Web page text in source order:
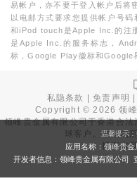
易帐户，亦不要于登入帐户后将
以电邮方式要求您提供帐户号
和iPod touch是Apple Inc.的注
是Apple Inc.的服务标志，
标，Google Play徽标和Google
私隐条款 |免责声明
Copyright ©2026 领
领峰贵金属有限公司于香港合法
球客户。本站内
投资有
温馨提示
应用名称：领峰贵
开发者信息：领峰贵金属有限公司